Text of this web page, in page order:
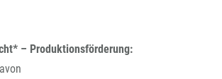
– Produktionsförderung: